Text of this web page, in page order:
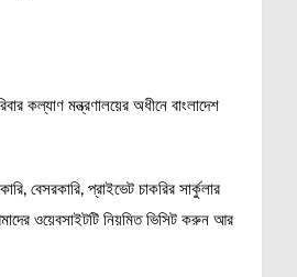
কল্যাণ মন্ত্রণালয়ের অধীনে বাংলাদেশ
বেসরকারি, প্রাইভেট চাকরির সার্কুলার
ওয়েবসাইটটি নিয়মিত ভিসিট করুন আর